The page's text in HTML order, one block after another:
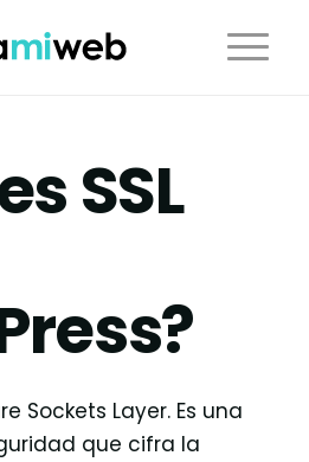
SSL
Sockets Layer. Es una
que cifra la